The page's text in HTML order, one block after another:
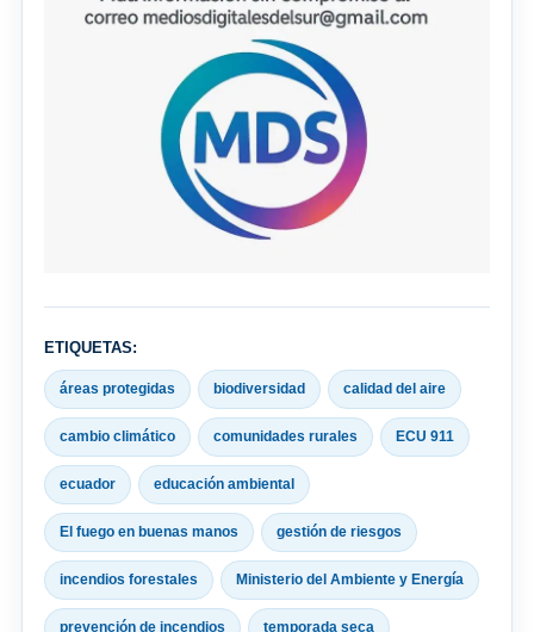
ETIQUETAS:
áreas protegidas biodiversidad calidad del aire
cambio climático comunidades rurales ECU 911
ecuador educación ambiental
El fuego en buenas manos gestión de riesgos
incendios forestales Ministerio del Ambiente y Energía
prevención de incendios temporada seca